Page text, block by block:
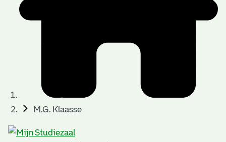
M.G. Klaasse